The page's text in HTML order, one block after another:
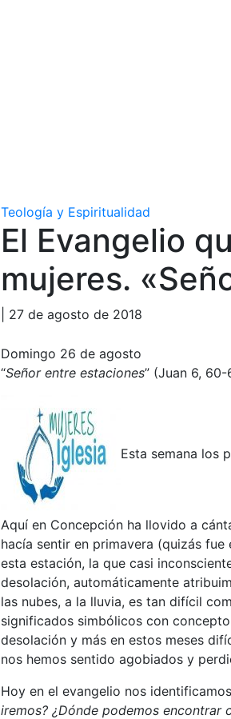
Teología y Espiritualidad
El Evangelio
mujeres.
| 27 de agosto de 2018
Domingo 26 de agosto
“Señor entre estaciones” (Juan 6, 60-
Esta semana los
Aquí en Concepción ha llovido a
hacía sentir en primavera (quizás
esta estación, la que casi
desolación, automáticamente
las nubes, a la lluvia, es tan difícil
significados simbólicos con
desolación y más en estos meses
nos hemos sentido agobiados y
Hoy en el evangelio nos
iremos? ¿Dónde podemos encontrar